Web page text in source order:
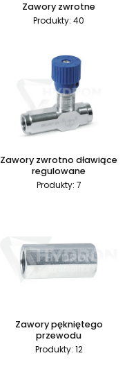
Zawory zwrotne
Produkty: 40
Zawory zwrotno dławiące
regulowane
Produkty: 7
Zawory pękniętego
przewodu
Produkty: 12